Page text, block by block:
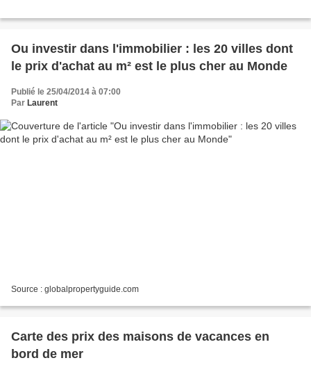
Ou investir dans l'immobilier : les 20 villes dont
le prix d'achat au m² est le plus cher au Monde
Publié le 25/04/2014 à 07:00
Par Laurent
Source : globalpropertyguide.com
Carte des prix des maisons de vacances en
bord de mer